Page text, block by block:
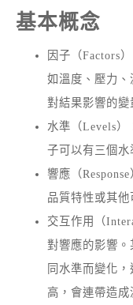
基本概念
因子（Factors
如溫度、壓力
對結果影響的變
水準（Levels）
子可以有三個水
響應（
品質特性或其他
交互作用（
對響應的影響
同水準而變化
高，會連帶造成